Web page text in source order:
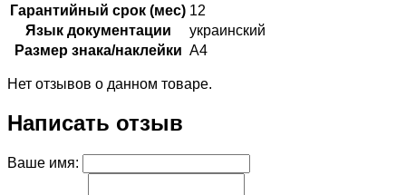
Гарантийный срок (мес) 12
Язык документации
украинский
Размер знака/наклейки А4
Нет отзывов о данном товаре.
Написать отзыв
Ваше имя: